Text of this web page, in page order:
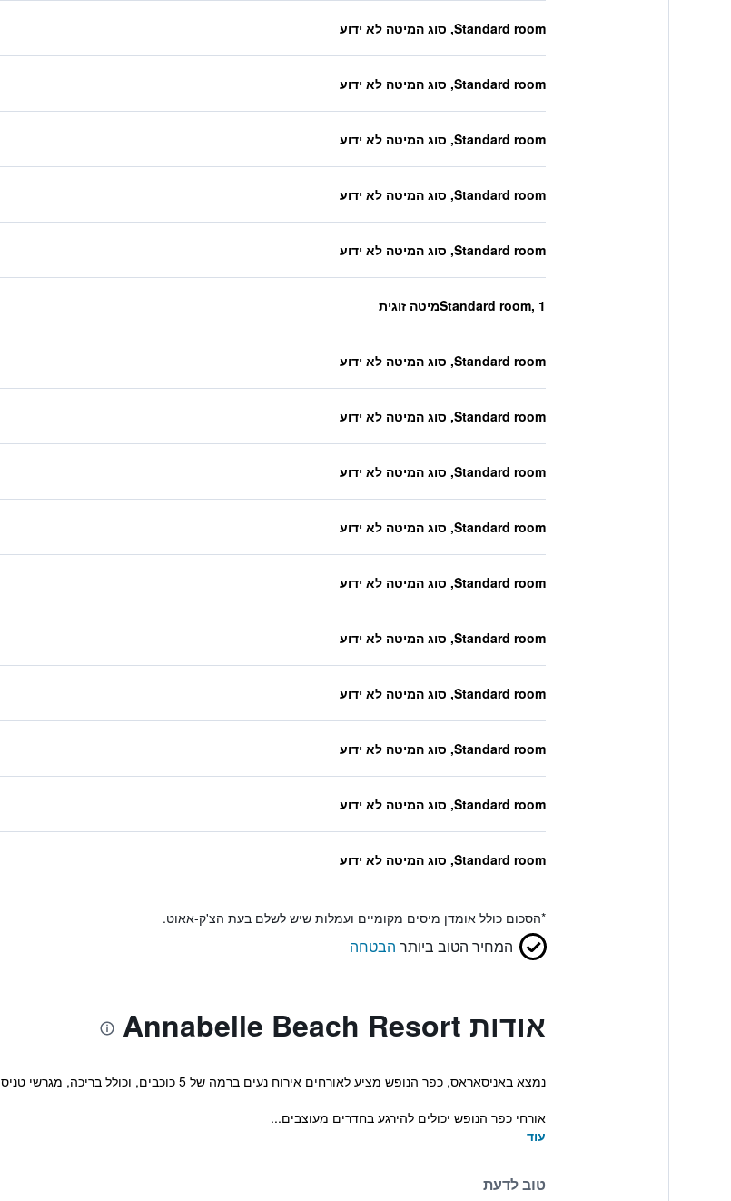
Standard room, סוג המיטה לא ידוע
Standard room, סוג המיטה לא ידוע
Standard room, סוג המיטה לא ידוע
Standard room, סוג המיטה לא ידוע
Standard room, סוג המיטה לא ידוע
Standard room, 1מיטה זוגית
Standard room, סוג המיטה לא ידוע
Standard room, סוג המיטה לא ידוע
Standard room, סוג המיטה לא ידוע
Standard room, סוג המיטה לא ידוע
Standard room, סוג המיטה לא ידוע
Standard room, סוג המיטה לא ידוע
Standard room, סוג המיטה לא ידוע
Standard room, סוג המיטה לא ידוע
Standard room, סוג המיטה לא ידוע
Standard room, סוג המיטה לא ידוע
*הסכום כולל אומדן מיסים מקומיים ועמלות שיש לשלם בעת הצ'ק-אאוט.
המחיר הטוב ביותר הבטחה
אודות Annabelle Beach Resort
נמצא באניסאראס, כפר הנופש מציע לאורחים אירוח נעים ברמה של 5 כוכבים, וכולל בריכה, מגרשי טניס חיצוניים וג'קוזי. האורחים נהנים מגישה לסאונה ומרפסת שמש.
אורחי כפר הנופש יכולים להירגע בחדרים מעוצבים...
עוד
טוב לדעת